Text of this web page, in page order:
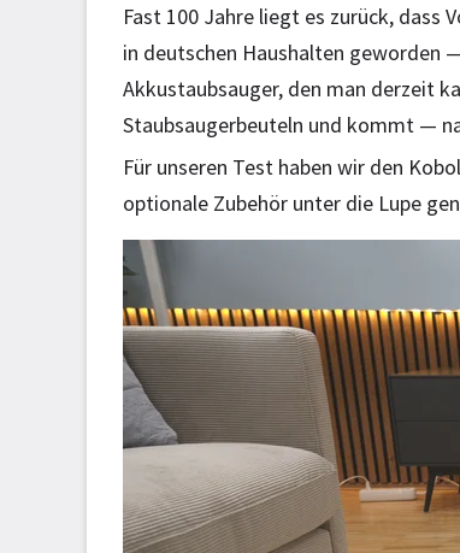
Fast 100 Jahre liegt es zurück, dass
in deutschen Haushalten geworden
Akkustaubsauger, den man derzeit
Staubsaugerbeuteln und kommt —
Für unseren Test haben wir den
optionale Zubehör unter die Lupe